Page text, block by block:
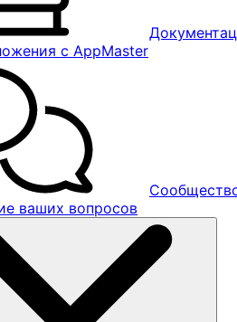
с AppMaster
ваших вопросов